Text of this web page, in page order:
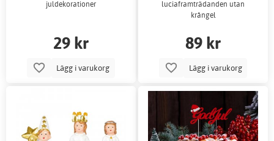
juldekorationer
29 kr
Lägg i varukorg
luciaframträdanden utan
krångel
89 kr
Lägg i varukorg